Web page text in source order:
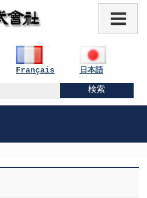
Français 日本語